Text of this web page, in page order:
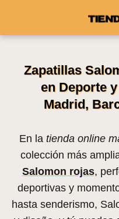
Zapatillas
en Deporte
Madrid,
En la tienda online
colección más
Salomon rojas,
deportivas y
hasta senderismo,